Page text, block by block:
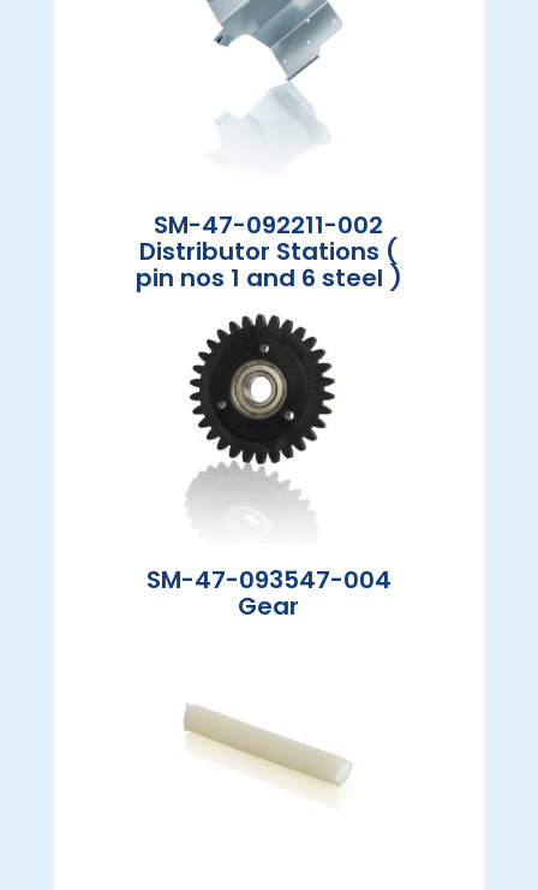
SM-47-092211-002
Distributor Stations (
pin nos 1 and 6 steel )
SM-47-093547-004
Gear